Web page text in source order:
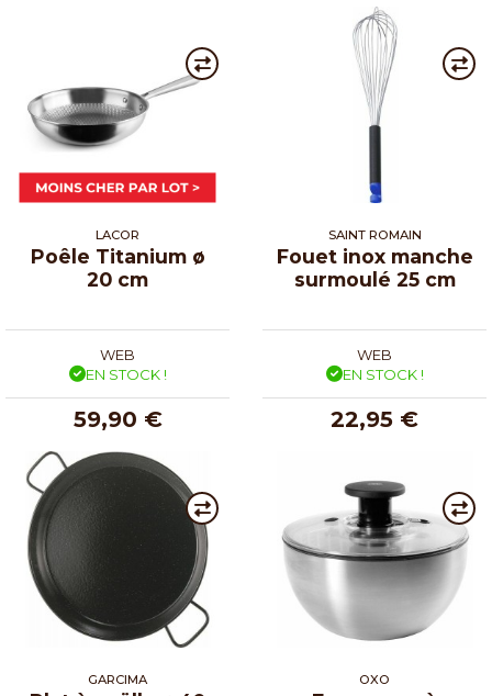
LACOR
Poêle Titanium ø
20 cm
WEB
EN STOCK !
59,90 €
SAINT ROMAIN
Fouet inox manche
surmoulé 25 cm
WEB
EN STOCK !
22,95 €
GARCIMA OXO